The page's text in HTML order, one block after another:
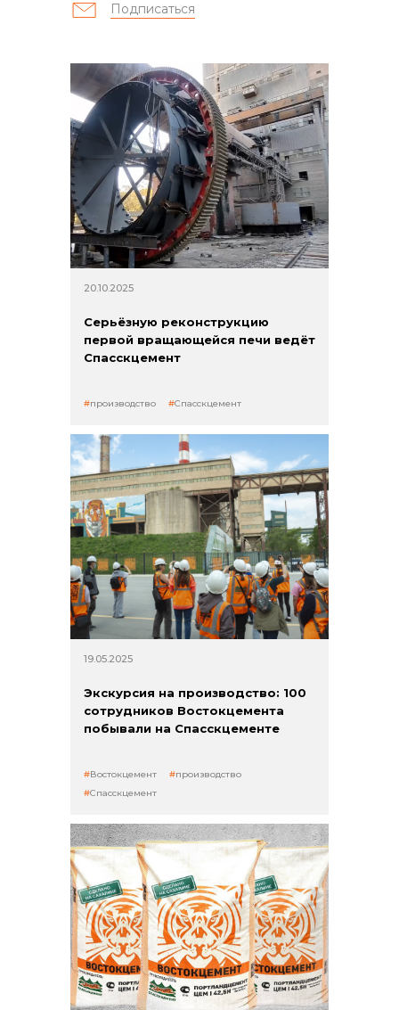
Контакты
info@vostokcement.ru
Подписаться
20.10.2025
Серьёзную реконструкцию
первой вращающейся печи ведёт
Спасскцемент
производство Спасскцемент
19.05.2025
Экскурсия на производство: 100
сотрудников Востокцемента
побывали на Спасскцементе
Востокцемент
производство
Спасскцемент